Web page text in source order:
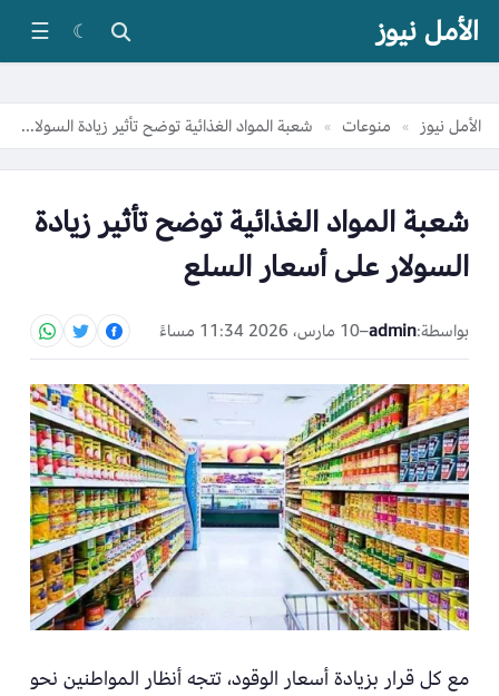
الأمل نيوز ☾
☰
الأمل نيوز » منوعات » شعبة المواد الغذائية توضح تأثير زيادة السولار على أسعار السلع
شعبة المواد الغذائية توضح تأثير زيادة
السولار على أسعار السلع
بواسطة:admin
–10 مارس، 2026 11:34 مساءً
مع كل قرار بزيادة أسعار الوقود، تتجه أنظار المواطنين نحو